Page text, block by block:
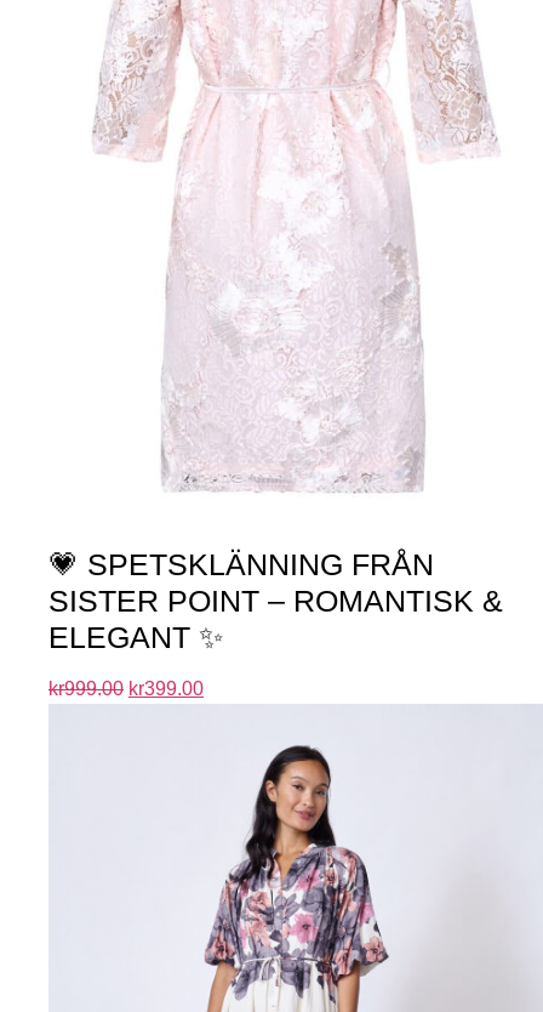
💗 SPETSKLÄNNING FRÅN
SISTER POINT – ROMANTISK &
ELEGANT ✨
kr999.00 kr399.00